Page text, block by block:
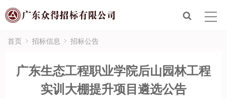
首页
众得服务
招标信息
首页 招标信息 招标公告
广东生态工程职业学院后山园林工程
实训大棚提升项目遴选公告